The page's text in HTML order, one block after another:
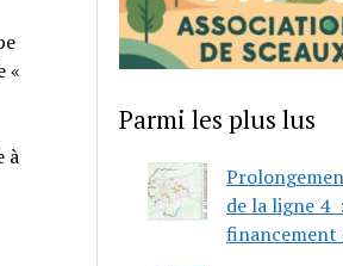
«
à
Parmi les plus lus
de la ligne 4
financement